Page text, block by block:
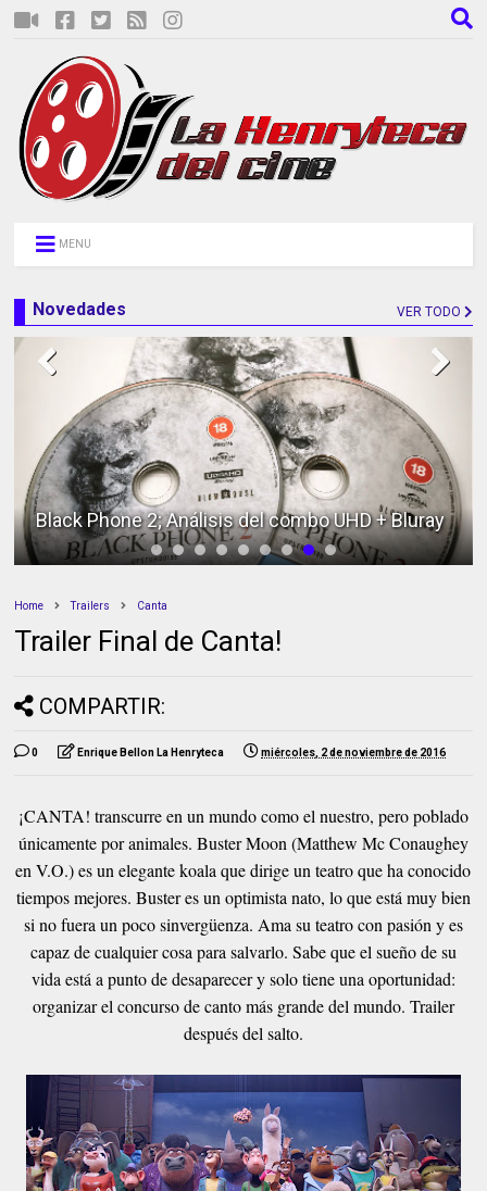
MENU
Novedades VER TODO
Black Phone 2; Análisis del combo UHD + Bluray
Home Trailers Canta
Trailer Final de Canta!
COMPARTIR:
0 Enrique Bellon La Henryteca miércoles, 2 de noviembre de 2016
¡CANTA! transcurre en un mundo como el nuestro, pero poblado
únicamente por animales. Buster Moon (Matthew Mc Conaughey
en V.O.) es un elegante koala que dirige un teatro que ha conocido
tiempos mejores. Buster es un optimista nato, lo que está muy bien
si no fuera un poco sinvergüenza. Ama su teatro con pasión y es
capaz de cualquier cosa para salvarlo. Sabe que el sueño de su
vida está a punto de desaparecer y solo tiene una oportunidad:
organizar el concurso de canto más grande del mundo. Trailer
después del salto.